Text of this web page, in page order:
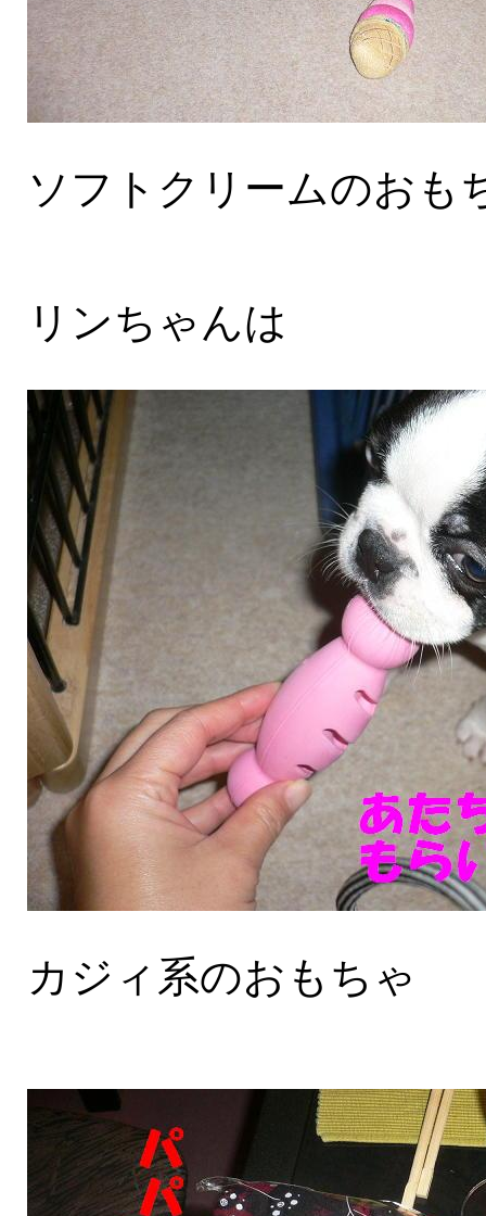
ソフトクリームのおも
リンちゃんは
カジィ系のおもちゃ